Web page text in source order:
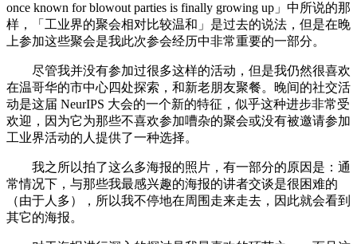
once known for blowout parties is finally growing up」中所说的那
样，「工业界的聚会相对比较温和」是过去的说法，但是在晚
上参加这些聚会是我此次参会经历中非常重要的一部分。
尽管我并没有参加过很多这样的活动，但是我仍然很喜欢
在温哥华的市中心四处探索，和新老朋友聚餐。晚间的社交活
动是这届 NeurIPS 大会的一个新的特征，似乎这种进步非常受
欢迎，因为它为那些不喜欢参加嘈杂的聚会或没有被邀请参加
工业界活动的人提供了一种选择。
我之所以拍了这么多海报的照片，有一部分的原因是：通
常情况下，与那些我最感兴趣的海报的讲者交谈是很困难的
（由于人多），所以我不停地在周围走来走去，因此就会看到
其它的海报。